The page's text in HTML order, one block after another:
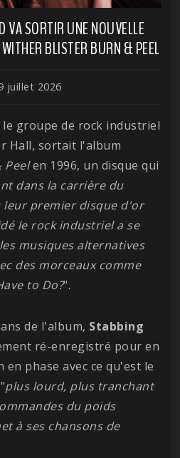
VA SORTIR UNE NOUVELLE
BLISTER BURN & PEEL
juillet 2026
le groupe de rock industriel
Hall, sortait l'album
Peelen 1996, un disque qui
dans la carrière du
leur premier disque d'or
le rock industriel a se
musiques alternatives
des morceaux comme
to Do?".
de l'album, Stabbing
ré-enregistré pour en
phase avec ce qu'est le
plus lourd, plus tranchant
du poids
à ses chansons de